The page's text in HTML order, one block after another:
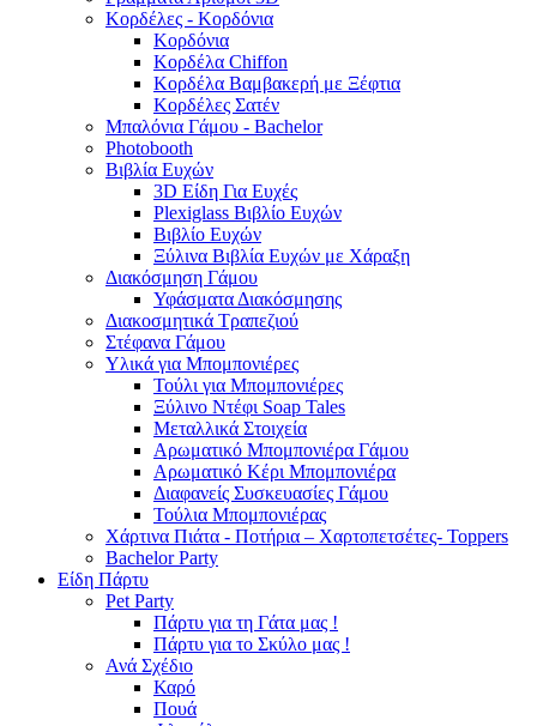
Κορδέλες - Κορδόνια
Κορδόνια
Κορδέλα Chiffon
Κορδέλα Βαμβακερή με Ξέφτια
Κορδέλες Σατέν
Μπαλόνια Γάμου - Bachelor
Photobooth
Βιβλία Ευχών
3D Είδη Για Ευχές
Plexiglass Βιβλίο Ευχών
Βιβλίο Ευχών
Ξύλινα Βιβλία Ευχών με Χάραξη
Διακόσμηση Γάμου
Υφάσματα Διακόσμησης
Διακοσμητικά Τραπεζιού
Στέφανα Γάμου
Υλικά για Μπομπονιέρες
Τούλι για Μπομπονιέρες
Ξύλινο Ντέφι Soap Tales
Μεταλλικά Στοιχεία
Αρωματικό Μπομπονιέρα Γάμου
Αρωματικό Κέρι Μπομπονιέρα
Διαφανείς Συσκευασίες Γάμου
Τούλια Μπομπονιέρας
Χάρτινα Πιάτα - Ποτήρια – Χαρτοπετσέτες- Toppers
Bachelor Party
Είδη Πάρτυ
Pet Party
Πάρτυ για τη Γάτα μας !
Πάρτυ για το Σκύλο μας !
Ανά Σχέδιο
Καρό
Πουά